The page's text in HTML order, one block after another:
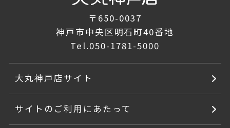
〒650-0037
神戸市中央区明石町40番地
Tel.050-1781-5000
大丸神戸店サイト
サイトのご利用にあたって